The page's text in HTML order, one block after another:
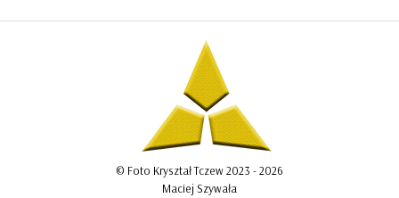
© Foto Kryształ Tczew 2023 - 2026
Maciej Szywała